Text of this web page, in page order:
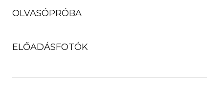
OLVASÓPRÓBA
ELŐADÁSFOTÓK